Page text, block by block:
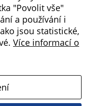
"Povolit vše"
a používání i
jsou statistické,
Více informací o
profily. Na základě
těchto informací
není zpravidla
možná
osoby, protože jsou
používány pouze
pseudonymizované